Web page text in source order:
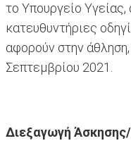
το Υπουργείο
κατευθυντήριες
αφορούν στην
Σεπτεμβρίου 2021.
Διεξαγωγή